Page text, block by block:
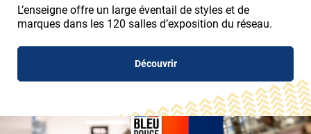
L’enseigne offre un large éventail de styles et de
marques dans les 120 salles d’exposition du réseau.
Découvrir